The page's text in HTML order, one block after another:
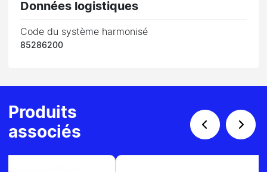
Données logistiques
Code du système harmonisé
85286200
Produits
associés